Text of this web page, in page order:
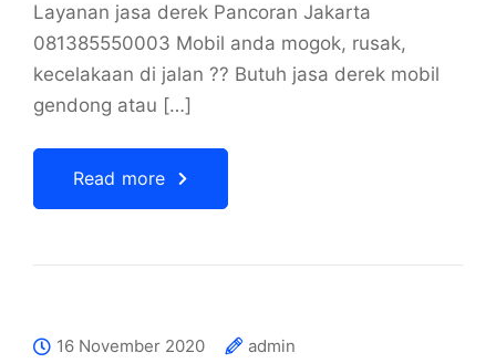
Layanan jasa derek Pancoran Jakarta
081385550003 Mobil anda mogok, rusak,
kecelakaan di jalan ?? Butuh jasa derek mobil
gendong atau […]
Read more
16 November 2020
admin